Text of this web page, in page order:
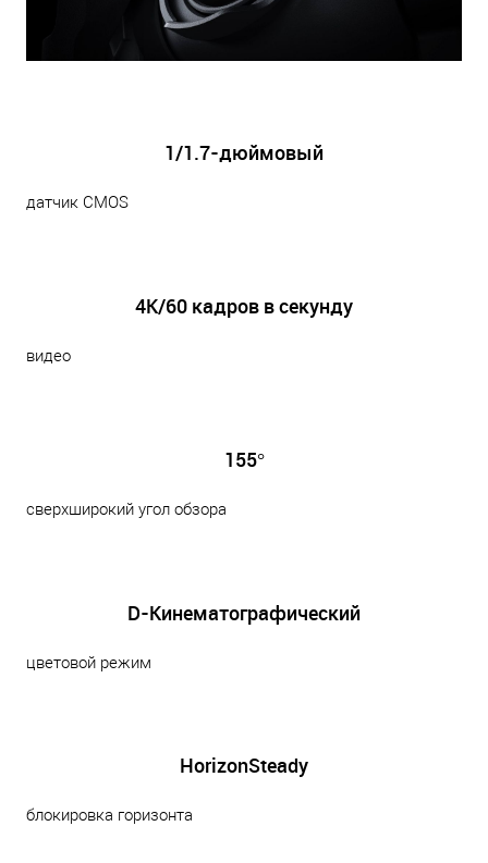
1/1.7-дюймовый
датчик CMOS
4K/60 кадров в секунду
видео
155°
сверхширокий угол обзора
D-Кинематографический
цветовой режим
HorizonSteady
блокировка горизонта